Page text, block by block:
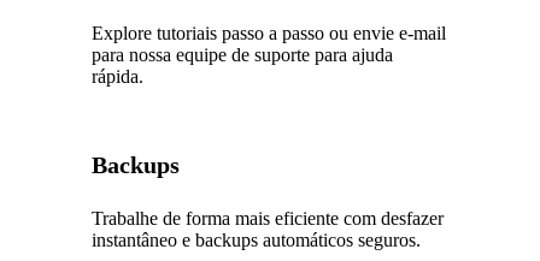
Explore tutoriais passo a passo ou envie e-mail
para nossa equipe de suporte para ajuda
rápida.
Backups
Trabalhe de forma mais eficiente com desfazer
instantâneo e backups automáticos seguros.